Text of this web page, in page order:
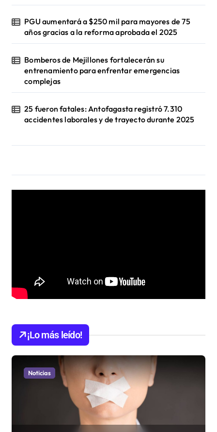
PGU aumentará a $250 mil para mayores de 75
años gracias a la reforma aprobada el 2025
Bomberos de Mejillones fortalecerán su
entrenamiento para enfrentar emergencias
complejas
25 fueron fatales: Antofagasta registró 7.310
accidentes laborales y de trayecto durante 2025
¡Lo más leído!
Noticias